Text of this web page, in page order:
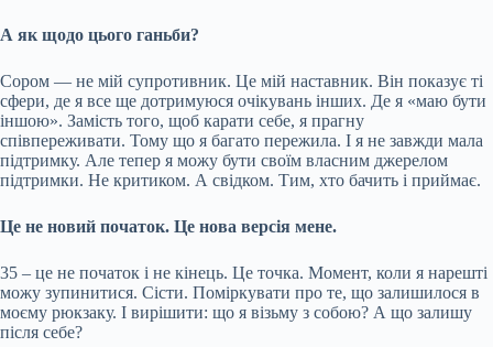
А як щодо цього ганьби?
Сором — не мій супротивник. Це мій наставник. Він показує ті
сфери, де я все ще дотримуюся очікувань інших. Де я «маю бути
іншою». Замість того, щоб карати себе, я прагну
співпереживати. Тому що я багато пережила. І я не завжди мала
підтримку. Але тепер я можу бути своїм власним джерелом
підтримки. Не критиком. А свідком. Тим, хто бачить і приймає.
Це не новий початок. Це нова версія мене.
35 – це не початок і не кінець. Це точка. Момент, коли я нарешті
можу зупинитися. Сісти. Поміркувати про те, що залишилося в
моєму рюкзаку. І вирішити: що я візьму з собою? А що залишу
після себе?